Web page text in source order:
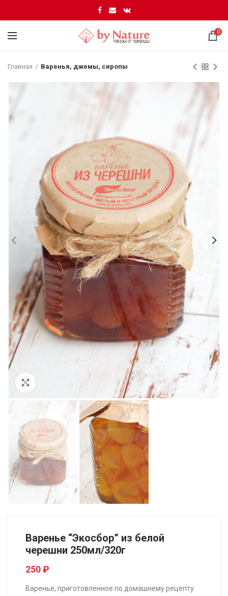
0
Главная Варенья, джемы, сиропы
Варенье “Экосбор” из белой
черешни 250мл/320г
250₽
Варенье, приготовленное по домашнему рецепту